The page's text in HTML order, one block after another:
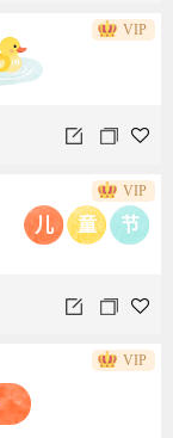
VIP
儿 童 节
VIP
VIP